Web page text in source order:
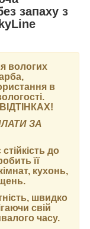
запаху з
вологих
в
!
ЗА
до
її
кухонь,
швидко
свій
часу.